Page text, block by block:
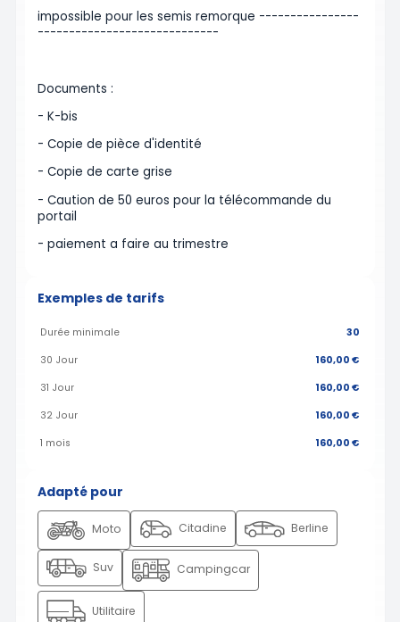
impossible pour les semis remorque ----------------
-----------------------------
Documents :
- K-bis
- Copie de pièce d'identité
- Copie de carte grise
- Caution de 50 euros pour la télécommande du
portail
- paiement a faire au trimestre
Exemples de tarifs
Durée minimale 30
30 Jour 160,00 €
31 Jour 160,00 €
32 Jour 160,00 €
1 mois 160,00 €
Adapté pour
Moto Citadine Berline
Suv Campingcar
Utilitaire